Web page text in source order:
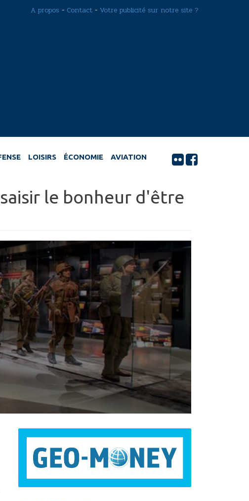
A propos - Contact - Votre publicité sur notre site ?
LOISIRS ÉCONOMIE AVIATION
le bonheur d'être